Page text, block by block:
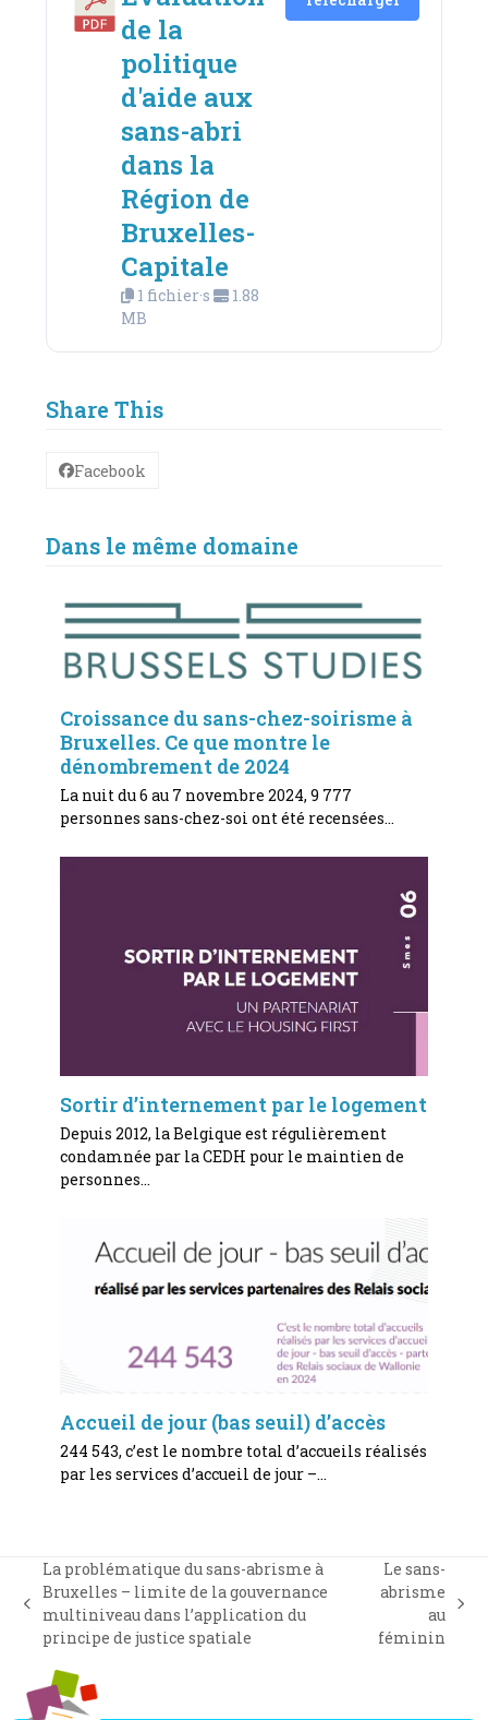
de la
politique
d'aide aux
sans-abri
dans la
Région de
Bruxelles-
Capitale
1 fichier·s
1.88
MB
Share This
Facebook
Dans le même domaine
Croissance du sans-chez-soirisme à
Bruxelles. Ce que montre le
dénombrement de 2024
La nuit du 6 au 7 novembre 2024, 9 777
personnes sans-chez-soi ont été recensées…
Sortir d’internement par le logement
Depuis 2012, la Belgique est régulièrement
condamnée par la CEDH pour le maintien de
personnes…
Accueil de jour (bas seuil) d’accès
244 543, c’est le nombre total d’accueils réalisés
par les services d’accueil de jour –…
previous
post:
La problématique du sans-abrisme à
Bruxelles – limite de la gouvernance
multiniveau dans l’application du
principe de justice spatiale
post:
Le sans-
abrisme
au
féminin